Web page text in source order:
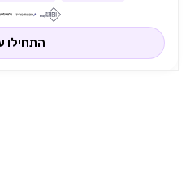
התחילו